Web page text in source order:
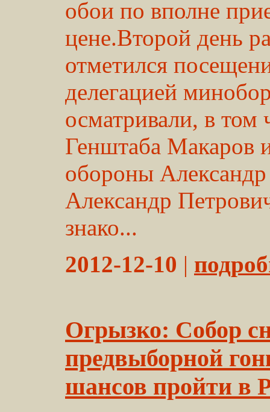
обои по вполне
цене.Второй день
отметился
делегацией
осматривали, в том
Генштаба Макаров
обороны
Александр
знако...
2012-12-10 |
Огрызко: Собор
предвыборной
шансов пройти в